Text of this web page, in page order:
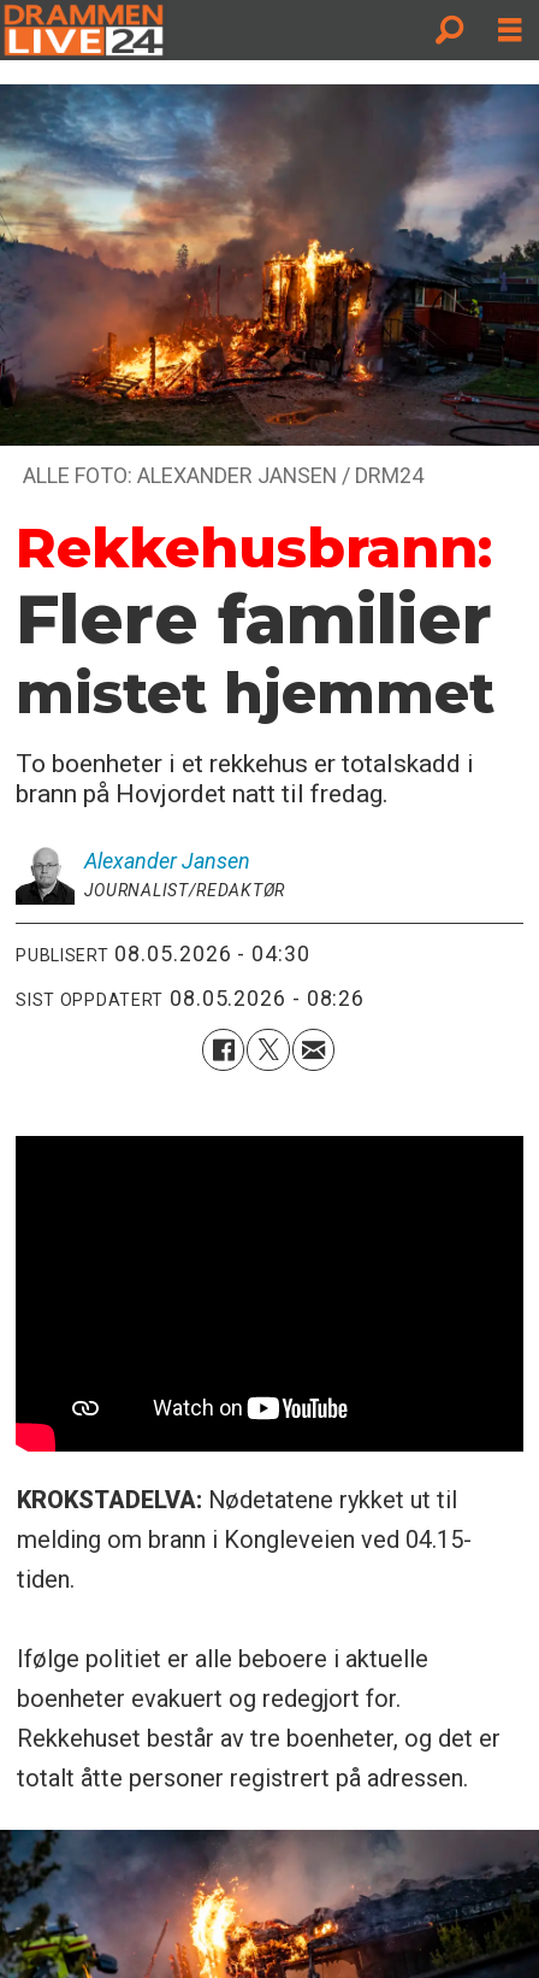
ALLE FOTO: ALEXANDER JANSEN / DRM24
Rekkehusbrann:
Flere familier
mistet hjemmet
To boenheter i et rekkehus er totalskadd i
brann på Hovjordet natt til fredag.
Alexander Jansen
JOURNALIST/REDAKTØR
PUBLISERT 08.05.2026 - 04:30
SIST OPPDATERT 08.05.2026 - 08:26
KROKSTADELVA: Nødetatene rykket ut til
melding om brann i Kongleveien ved 04.15-
tiden.
Ifølge politiet er alle beboere i aktuelle
boenheter evakuert og redegjort for.
Rekkehuset består av tre boenheter, og det er
totalt åtte personer registrert på adressen.